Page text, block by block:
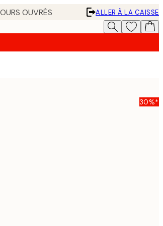
OUVRÉS
ALLER À LA CAISSE
30%*